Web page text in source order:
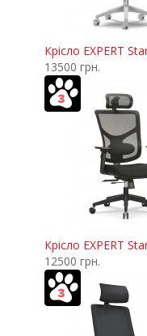
Крісло EXPERT
13500 грн.
Крісло EXPERT
12500 грн.